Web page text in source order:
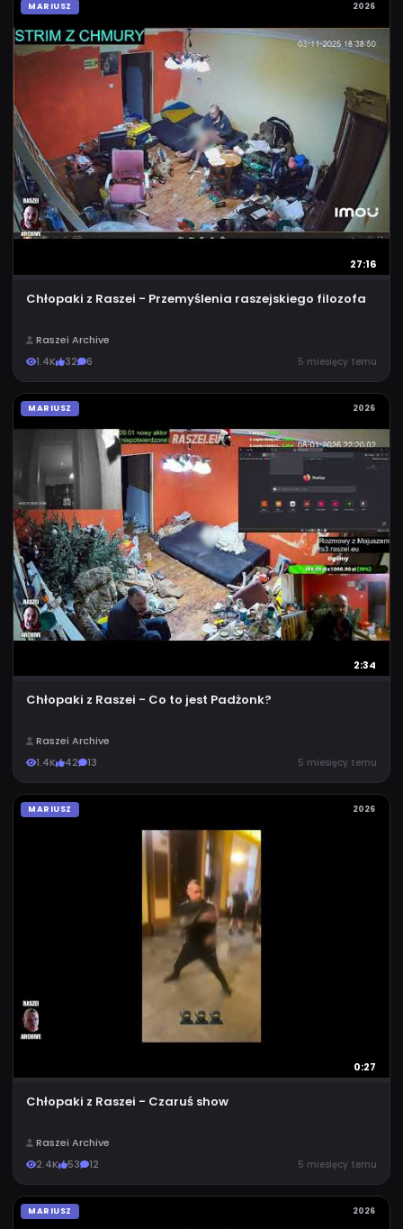
27:16
MARIUSZ 2026
Chłopaki z Raszei - Przemyślenia raszejskiego filozofa
Raszei Archive
1.4K
32 6 5 miesięcy temu
2:34
MARIUSZ 2026
Chłopaki z Raszei - Co to jest Padżonk?
Raszei Archive
1.4K
42 13 5 miesięcy temu
0:27
MARIUSZ 2026
Chłopaki z Raszei - Czaruś show
Raszei Archive
2.4K
53 12 5 miesięcy temu
MARIUSZ 2026